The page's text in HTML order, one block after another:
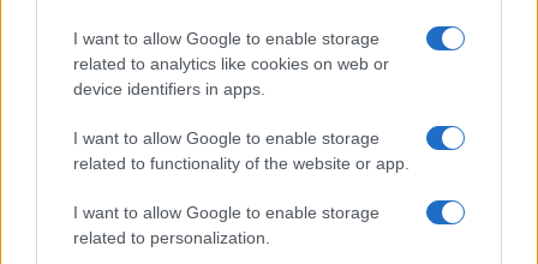
I want to allow Google to enable storage
related to analytics like cookies on web or
device identifiers in apps.
I want to allow Google to enable storage
related to functionality of the website or app.
I want to allow Google to enable storage
related to personalization.
I nostri cari
Giovannimaria Cabras